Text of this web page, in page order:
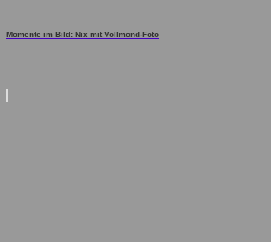
Momente im Bild: Nix mit Vollmond-Foto